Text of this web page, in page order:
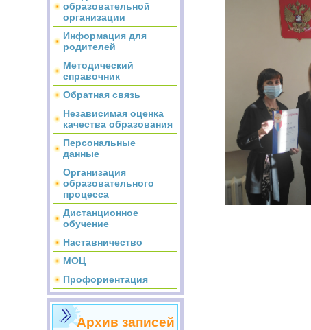
образовательной
организации
Информация для
родителей
Методический
справочник
Обратная связь
Независимая оценка
качества образования
Персональные
данные
Организация
образовательного
процесса
Дистанционное
обучение
Наставничество
МОЦ
Профориентация
Архив записей